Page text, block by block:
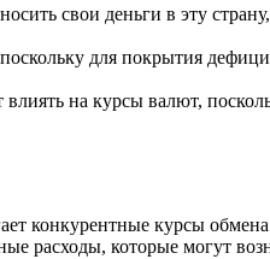
свои деньги в эту
для покрытия
на курсы валют,
конкурентные курсы
расходы, которые могут